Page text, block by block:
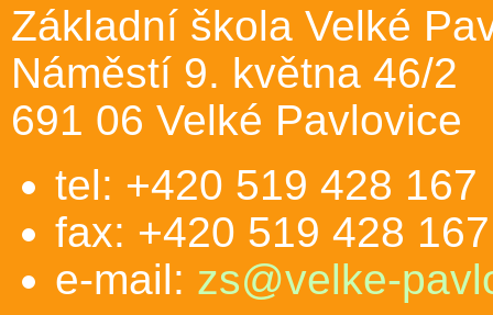
Základní škola Velké
Náměstí 9. května 46/2
691 06 Velké Pavlovice
tel: +420 519 428 167
fax: +420 519 428 167
e-mail: zs@velke-